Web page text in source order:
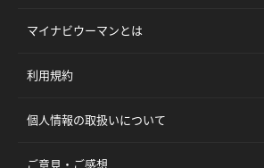
マイナビウーマンとは
利用規約
個人情報の取扱いについて
ご意見・ご感想